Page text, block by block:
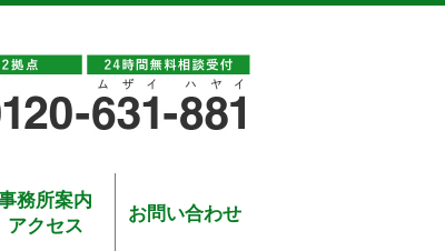
務所案内
アクセス
お問い合わせ